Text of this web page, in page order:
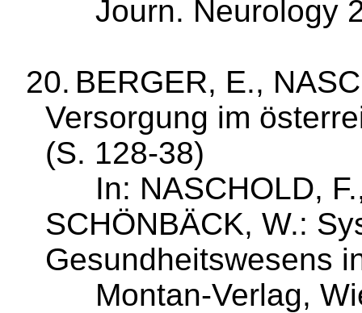
Journ. Neurology
20. BERGER, E.,
Versorgung im
(S. 128‑38)
In: NASCHOLD,
SCHÖNBÄCK, W.:
Gesundheitswesens
Mon­tan‑Verlag,